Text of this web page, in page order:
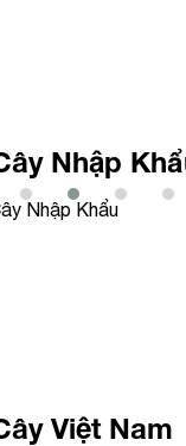
Nhập
Việt Nam